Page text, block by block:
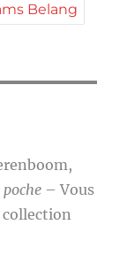
Belang
poche – Vous
collection